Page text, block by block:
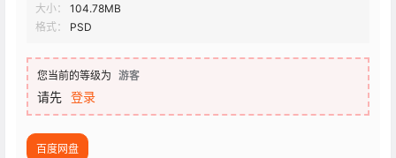
大小：
104.78MB
格式：
PSD
您当前的等级为 游客
请先 登录
百度网盘